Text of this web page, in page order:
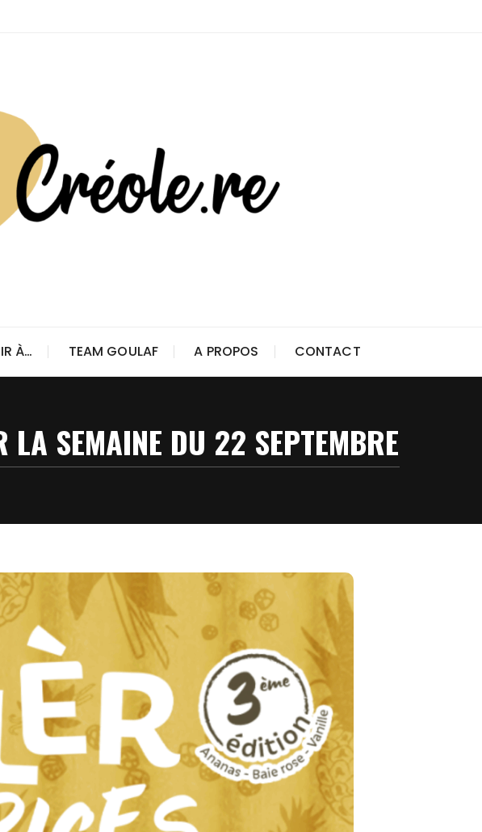
À… TEAM GOULAF A PROPOS CONTACT
LA SEMAINE DU 22 SEPTEMBRE